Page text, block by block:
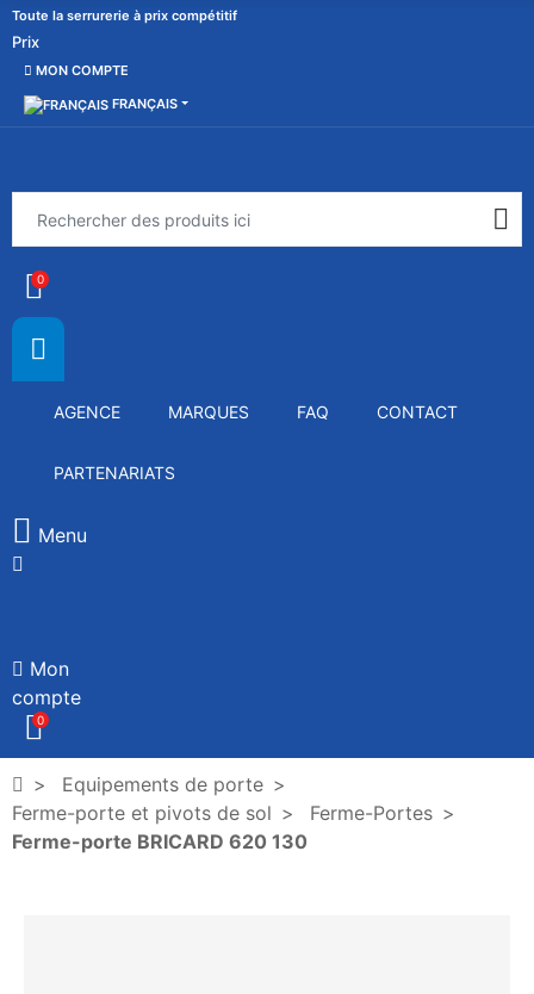
Toute la serrurerie à prix compétitif
Prix
MON COMPTE
FRANÇAIS
0
AGENCE MARQUES FAQ CONTACT
PARTENARIATS
Menu
Mon
compte
0
Equipements de porte
Ferme-porte et pivots de sol
Ferme-Portes
Ferme-porte BRICARD 620 130